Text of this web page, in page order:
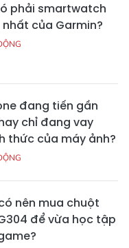
phải smartwatch
của Garmin?
đang tiến gần
chỉ đang vay
thức của máy ảnh?
nên mua chuột
để vừa học tập